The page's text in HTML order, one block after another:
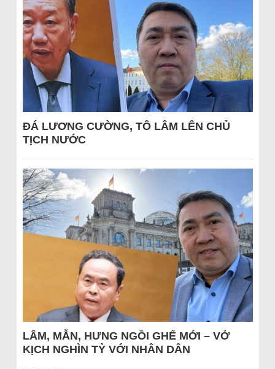
ĐÁ LƯƠNG CƯỜNG, TÔ LÂM LÊN CHỦ
TỊCH NƯỚC
LÂM, MẪN, HƯNG NGỒI GHẾ MỚI – VỞ
KỊCH NGHÌN TỶ VỚI NHÂN DÂN